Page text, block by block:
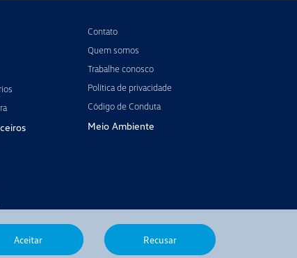
Contato
Quem somos
Trabalhe conosco
Política de privacidade
Código de Conduta
Meio Ambiente
Aceitar Recusar